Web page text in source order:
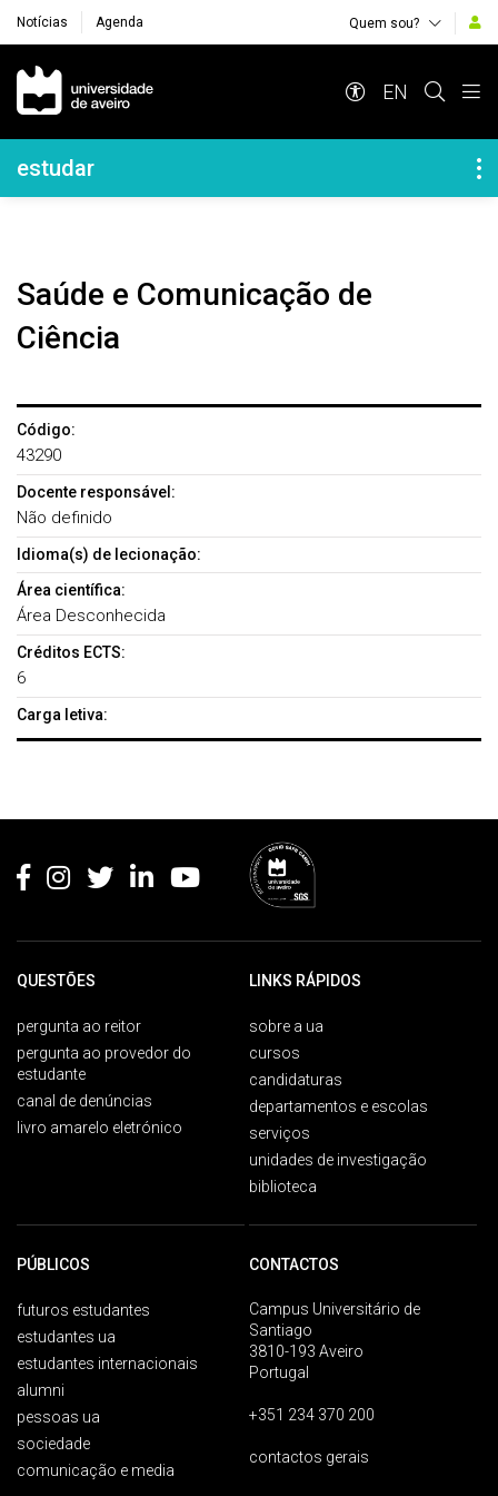
Notícias Agenda Quem sou?
Navegação Principal
EN
Navegação Lateral
estudar
Saúde e Comunicação de
Ciência
Código:
43290
Docente responsável:
Não definido
Idioma(s) de lecionação:
Área científica:
Área Desconhecida
Créditos ECTS:
6
Carga letiva:
QUESTÕES
pergunta ao reitor
pergunta ao provedor do
estudante
canal de denúncias
livro amarelo eletrónico
LINKS RÁPIDOS
sobre a ua
cursos
candidaturas
departamentos e escolas
serviços
unidades de investigação
biblioteca
PÚBLICOS
futuros estudantes
estudantes ua
estudantes internacionais
alumni
pessoas ua
sociedade
comunicação e media
CONTACTOS
Campus Universitário de
Santiago
3810-193 Aveiro
Portugal
+351 234 370 200
contactos gerais